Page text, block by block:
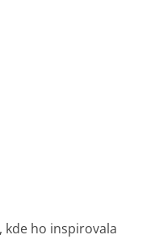
kde ho inspirovala